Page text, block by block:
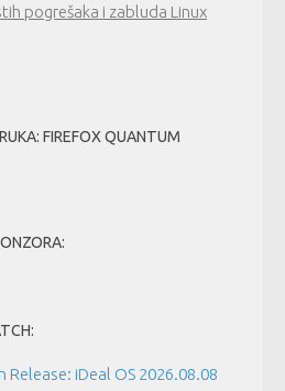
pogrešaka i zabluda Linux
FIREFOX QUANTUM
Release: iDeal OS 2026.08.08